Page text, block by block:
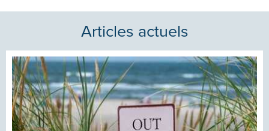
Articles actuels